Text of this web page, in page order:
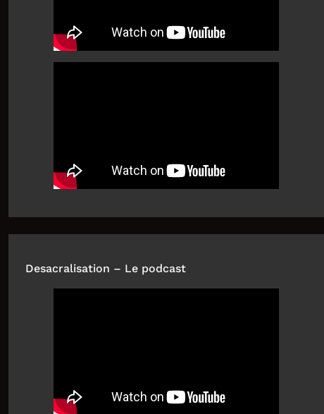
Desacralisation – Le podcast